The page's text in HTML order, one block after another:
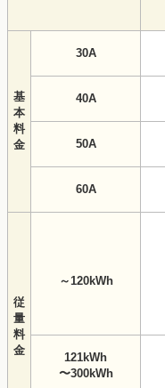
基
本
料
金
30A
40A
50A
60A
従
量
料
金
～120kWh
121kWh
〜300kWh